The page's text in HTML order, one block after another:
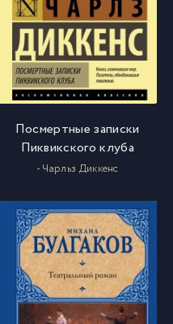
Посмертные записки
Пиквикского клуба
- Чарльз Диккенс